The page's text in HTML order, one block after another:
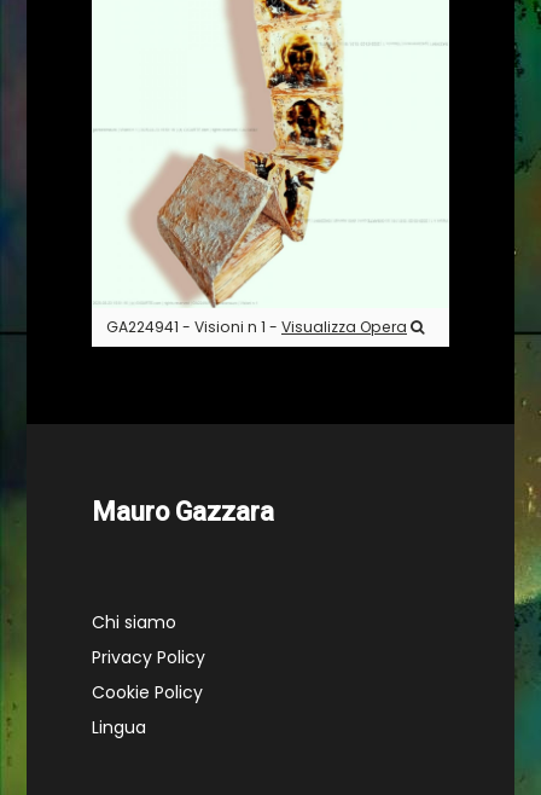
GA224941 - Visioni n 1 - Visualizza Opera
Mauro Gazzara
Chi siamo
Privacy Policy
Cookie Policy
Lingua